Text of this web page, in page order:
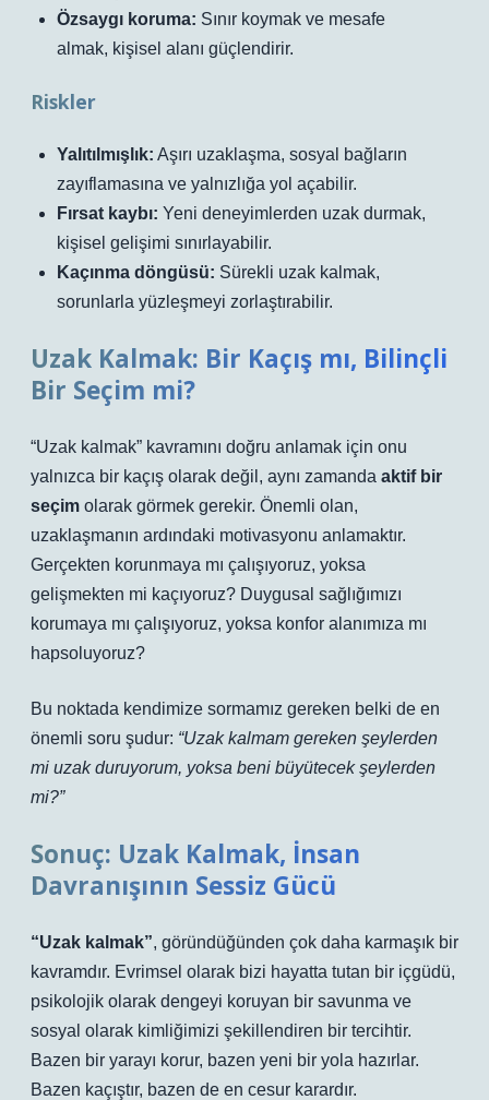
Özsaygı koruma: Sınır koymak ve mesafe
almak, kişisel alanı güçlendirir.
Riskler
Yalıtılmışlık: Aşırı uzaklaşma, sosyal bağların
zayıflamasına ve yalnızlığa yol açabilir.
Fırsat kaybı: Yeni deneyimlerden uzak durmak,
kişisel gelişimi sınırlayabilir.
Kaçınma döngüsü: Sürekli uzak kalmak,
sorunlarla yüzleşmeyi zorlaştırabilir.
Uzak Kalmak: Bir Kaçış mı, Bilinçli
Bir Seçim mi?
“Uzak kalmak” kavramını doğru anlamak için onu
yalnızca bir kaçış olarak değil, aynı zamanda aktif bir
seçim olarak görmek gerekir. Önemli olan,
uzaklaşmanın ardındaki motivasyonu anlamaktır.
Gerçekten korunmaya mı çalışıyoruz, yoksa
gelişmekten mi kaçıyoruz? Duygusal sağlığımızı
korumaya mı çalışıyoruz, yoksa konfor alanımıza mı
hapsoluyoruz?
Bu noktada kendimize sormamız gereken belki de en
önemli soru şudur: “Uzak kalmam gereken şeylerden
mi uzak duruyorum, yoksa beni büyütecek şeylerden
mi?”
Sonuç: Uzak Kalmak, İnsan
Davranışının Sessiz Gücü
“Uzak kalmak”, göründüğünden çok daha karmaşık bir
kavramdır. Evrimsel olarak bizi hayatta tutan bir içgüdü,
psikolojik olarak dengeyi koruyan bir savunma ve
sosyal olarak kimliğimizi şekillendiren bir tercihtir.
Bazen bir yarayı korur, bazen yeni bir yola hazırlar.
Bazen kaçıştır, bazen de en cesur karardır.